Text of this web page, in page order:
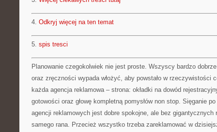
4. Odkryj więcej na ten temat
5. spis tresci
Planowanie czegokolwiek nie jest proste. Wszyscy bardzo
oraz zręczności wypada włożyć, aby powstało w rzeczywistości
każda agencja reklamowa – strona: okładki na dowód
gotowości oraz głowę kompletną pomysłów non stop. Sięganie
agencji reklamowych jest dobre spokojne, ale bez gigantycznych
samego rana. Przecież wszystko trzeba zareklamować w